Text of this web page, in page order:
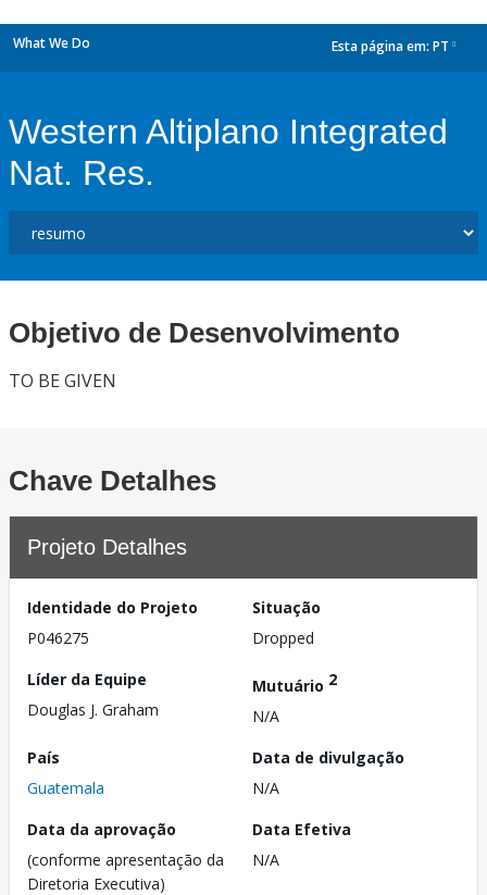
What We Do Esta página em: PT
Western Altiplano Integrated
Nat. Res.
Objetivo de Desenvolvimento
TO BE GIVEN
Chave Detalhes
Projeto Detalhes
Identidade do Projeto
P046275
Situação
Dropped
Líder da Equipe
Douglas J. Graham
Mutuário 2
N/A
País
Guatemala
Data de divulgação
N/A
Data da aprovação
(conforme apresentação da
Diretoria Executiva)
Data Efetiva
N/A